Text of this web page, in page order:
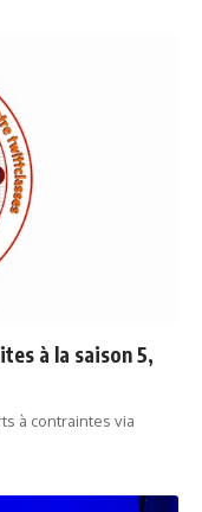
à la saison 5,
à contraintes via